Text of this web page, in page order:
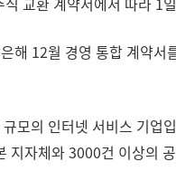
12월 경영 통합 계약
모의 인터넷 서비스 기업
자체와 3000건 이상의